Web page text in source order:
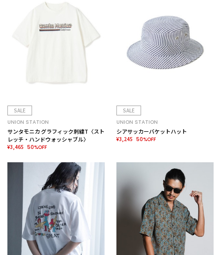
SALE
UNION STATION
サンタモニカ グラフィック刺繍T〈スト
レッチ・ハンドウォッシャブル〉
¥3,465 50%OFF
SALE
UNION STATION
シアサッカーバケットハット
¥3,245 50%OFF